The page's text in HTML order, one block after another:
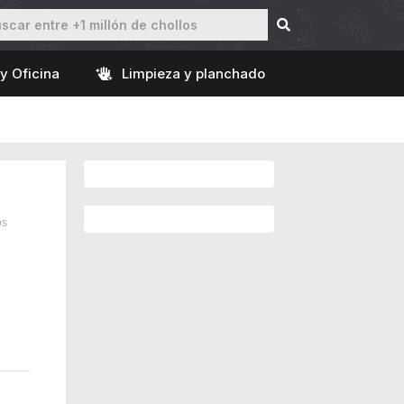
Oficina Limpieza y planchado